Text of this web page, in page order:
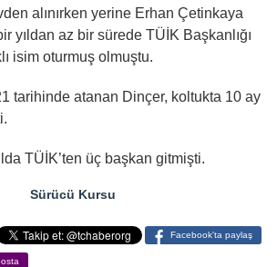
alınırken yerine Erhan Çetinkaya
yıldan az bir sürede TÜİK Başkanlığı
isim oturmuş olmuştu.
tarihinde atanan Dinçer, koltukta 10 ay
TÜİK’ten üç başkan gitmişti.
Sürücü Kursu
Facebook'ta paylaş